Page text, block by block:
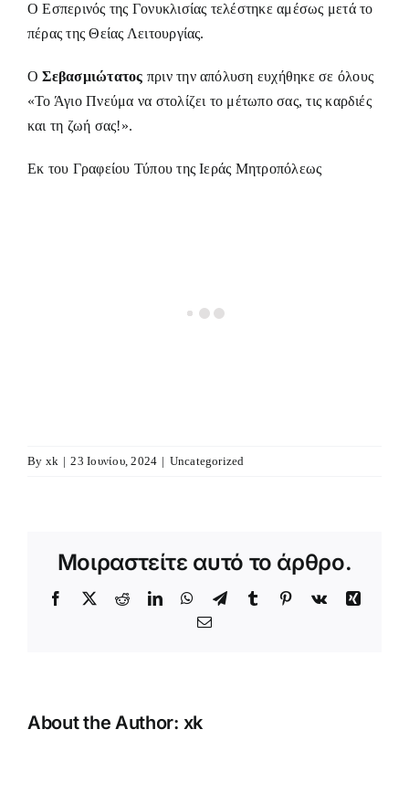
Ο Εσπερινός της Γονυκλισίας τελέστηκε αμέσως μετά το
πέρας της Θείας Λειτουργίας.
ΟΣεβασμιώτατος πριν την απόλυση ευχήθηκε σε όλους
«Το Άγιο Πνεύμα να στολίζει το μέτωπο σας, τις καρδιές
και τη ζωή σας!».
Εκ του Γραφείου Τύπου της Ιεράς Μητροπόλεως
By xk | 23 Ιουνίου, 2024 | Uncategorized
Μοιραστείτε αυτό το άρθρο.
Facebook
X RedditLinkedInWhatsApp
TelegramTumblr Pinterest
Vk
Xing
Email
About the Author: xk